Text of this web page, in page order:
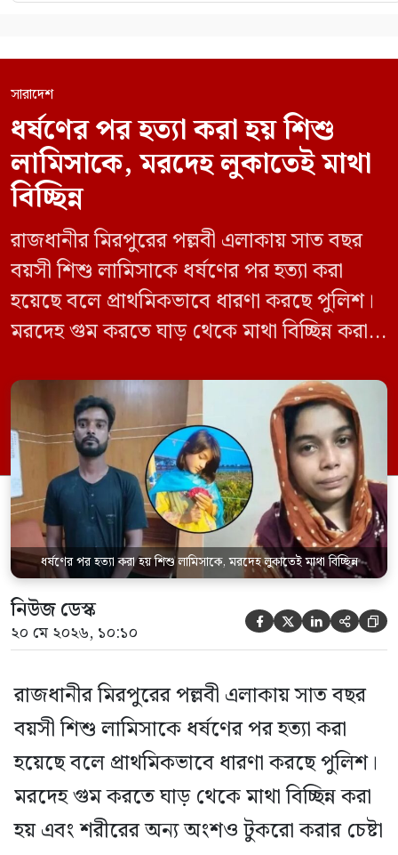
সারাদেশ
ধর্ষণের পর হত্যা করা হয় শিশু
লামিসাকে, মরদেহ লুকাতেই মাথা
বিচ্ছিন্ন
রাজধানীর মিরপুরের পল্লবী এলাকায় সাত বছর
বয়সী শিশু লামিসাকে ধর্ষণের পর হত্যা করা
হয়েছে বলে প্রাথমিকভাবে ধারণা করছে পুলিশ।
মরদেহ গুম করতে ঘাড় থেকে মাথা বিচ্ছিন্ন করা
চালানো হয় এই নৃশংস হত্যাকাণ্ডে পাশের ফ্ল্যাটের
ভাড়াটিয়া সোহেল রানা (৩০) ও তার স্ত্রী স্বপ্না
আক্তারকে (২৬) মাত্র ৭ ঘণ্টার […]
ধর্ষণের পর হত্যা করা হয় শিশু লামিসাকে, মরদেহ লুকাতেই মাথা বিচ্ছিন্ন
নিউজ ডেস্ক
২০ মে ২০২৬, ১০:১০     
রাজধানীর মিরপুরের পল্লবী এলাকায় সাত বছর
বয়সী শিশু লামিসাকে ধর্ষণের পর হত্যা করা
হয়েছে বলে প্রাথমিকভাবে ধারণা করছে পুলিশ।
মরদেহ গুম করতে ঘাড় থেকে মাথা বিচ্ছিন্ন করা
হয় এবং শরীরের অন্য অংশও টুকরো করার চেষ্টা